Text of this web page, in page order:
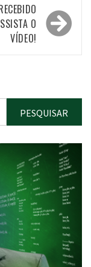
O
VÍDEO!